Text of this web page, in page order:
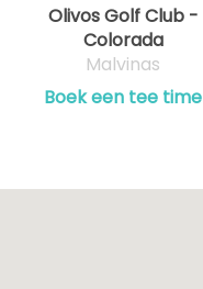
Olivos Golf Club -
Colorada
Malvinas
Boek een tee time